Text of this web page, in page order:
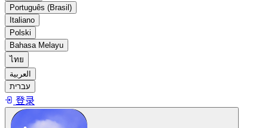
Português (Brasil)
Italiano
Polski
Bahasa Melayu
ไทย
العربية
עברית
登录